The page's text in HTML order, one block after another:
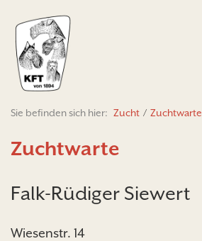
Sie befinden sich hier: Zucht / Zuchtwarte
Zuchtwarte
Falk-Rüdiger Siewert
Wiesenstr. 14